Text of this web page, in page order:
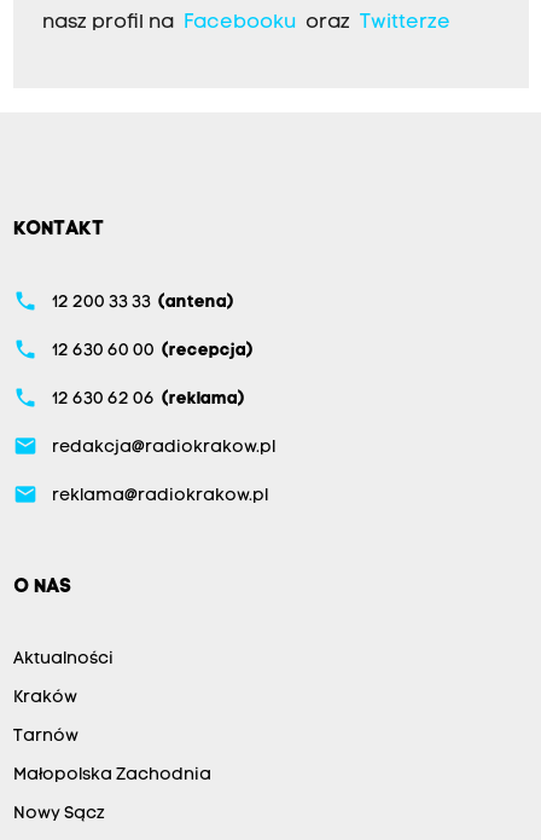
nasz profil na
Facebookuoraz Twitterze
KONTAKT
phone 12 200 33 33 (antena)
phone 12 630 60 00 (recepcja)
phone 12 630 62 06 (reklama)
email redakcja@radiokrakow.pl
email reklama@radiokrakow.pl
O NAS
Aktualności
Kraków
Tarnów
Małopolska Zachodnia
Nowy Sącz